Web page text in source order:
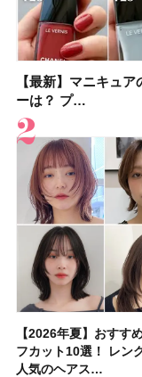
【最新】マニキュ
ーは？ プ…
【2026年夏】おすす
フカット10選！ レン
人気のヘアス…
大野真理子さんの
の秘訣を公開
【石井美保さん】お
「ブライトニング」
キンケアからサプ…
【最新】マニキュ
ーは？ プ…
【Juice=Juice・井上
ん】全力ライブでも崩
愛用コ…
【2026夏】「香水
容マニア・マ…
【2026年】ボディ用
めUVのおすすめ20選
注目の人気…
【おすすめダイエ
ト！選び方＆糖質・
【板野友美さんの美活
うねりやすいクセ毛な
美しいロングヘア…
【2026年夏】おす
気のヘアス…
【2026年夏】40代に
の髪型30選！ 若く見
入れが楽な…
【橋本環奈さんの
や脚も喜んでくれ…
【フォロー＆いいねで
中国割烹旅館 掬水亭
を1組2名様にプ…
【セザンヌ新色】
色補正効果をビフォ…
【新色追加】セザンヌ
タリーティントリップ
ビュー｜イエベ・…